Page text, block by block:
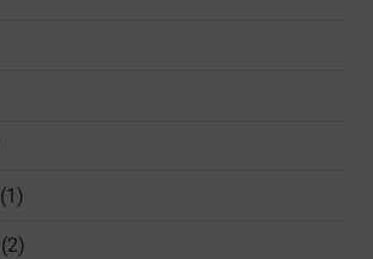
(1)
(2)